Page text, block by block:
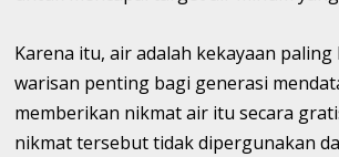
Karena itu, air adalah kekayaan
warisan penting bagi generasi
memberikan nikmat air itu secara
nikmat tersebut tidak dipergunakan